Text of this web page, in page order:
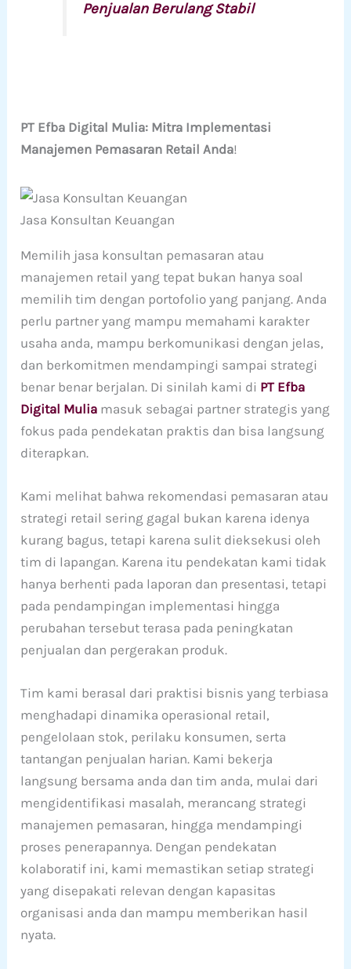
Penjualan Berulang Stabil
PT Efba Digital Mulia: Mitra Implementasi
Manajemen Pemasaran Retail Anda!
Jasa Konsultan Keuangan
Memilih jasa konsultan pemasaran atau
manajemen retail yang tepat bukan hanya soal
memilih tim dengan portofolio yang panjang. Anda
perlu partner yang mampu memahami karakter
usaha anda, mampu berkomunikasi dengan jelas,
dan berkomitmen mendampingi sampai strategi
benar benar berjalan. Di sinilah kami di PT Efba
Digital Mulia masuk sebagai partner strategis yang
fokus pada pendekatan praktis dan bisa langsung
diterapkan.
Kami melihat bahwa rekomendasi pemasaran atau
strategi retail sering gagal bukan karena idenya
kurang bagus, tetapi karena sulit dieksekusi oleh
tim di lapangan. Karena itu pendekatan kami tidak
hanya berhenti pada laporan dan presentasi, tetapi
pada pendampingan implementasi hingga
perubahan tersebut terasa pada peningkatan
penjualan dan pergerakan produk.
Tim kami berasal dari praktisi bisnis yang terbiasa
menghadapi dinamika operasional retail,
pengelolaan stok, perilaku konsumen, serta
tantangan penjualan harian. Kami bekerja
langsung bersama anda dan tim anda, mulai dari
mengidentifikasi masalah, merancang strategi
manajemen pemasaran, hingga mendampingi
proses penerapannya. Dengan pendekatan
kolaboratif ini, kami memastikan setiap strategi
yang disepakati relevan dengan kapasitas
organisasi anda dan mampu memberikan hasil
nyata.